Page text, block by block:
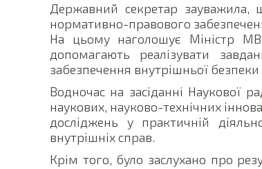
Державний секретар зауважила,
нормативно-правового
На цьому наголошує Міністр
допомагають реалізувати
забезпечення внутрішньої
Водночас на засіданні Наукової
наукових, науково-технічних
досліджень у практичній
внутрішніх справ.
Крім того, було заслухано про